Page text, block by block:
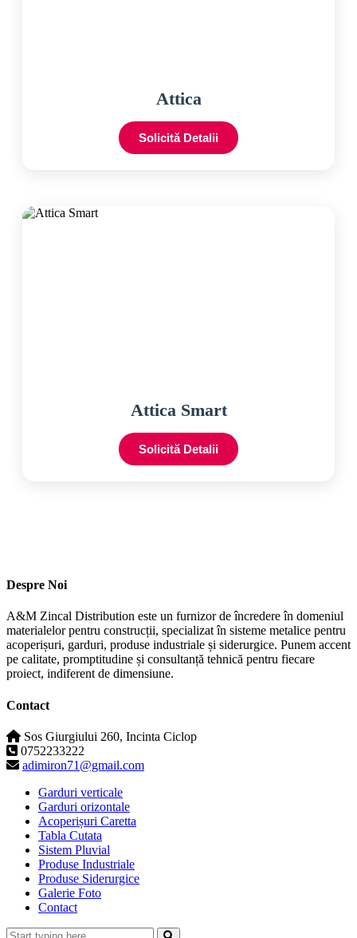
Attica
Solicită Detalii
Attica Smart
Solicită Detalii
Despre Noi
A&M Zincal Distribution este un furnizor de încredere în domeniul
materialelor pentru construcții, specializat în sisteme metalice pentru
acoperișuri, garduri, produse industriale și siderurgice. Punem accent
pe calitate, promptitudine și consultanță tehnică pentru fiecare
proiect, indiferent de dimensiune.
Contact
Sos Giurgiului 260, Incinta Ciclop
0752233222
adimiron71@gmail.com
Garduri verticale
Garduri orizontale
Acoperișuri Caretta
Tabla Cutata
Sistem Pluvial
Produse Industriale
Produse Siderurgice
Galerie Foto
Contact